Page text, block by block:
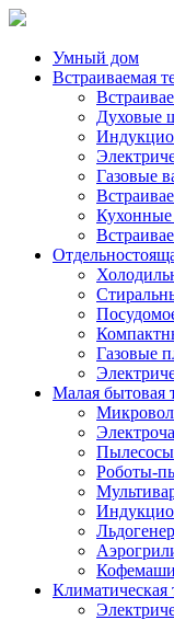
Умный дом
Встраиваемая
Духовые
Газовые
Газовые
Малая бытовая
Пылесосы
Роботы-
Климатическая